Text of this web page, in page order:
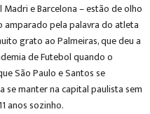
Madri e Barcelona – estão de olho
amparado pela palavra do atleta
grato ao Palmeiras, que deu a
de Futebol quando o
São Paulo e Santos se
se manter na capital paulista sem
anos sozinho.